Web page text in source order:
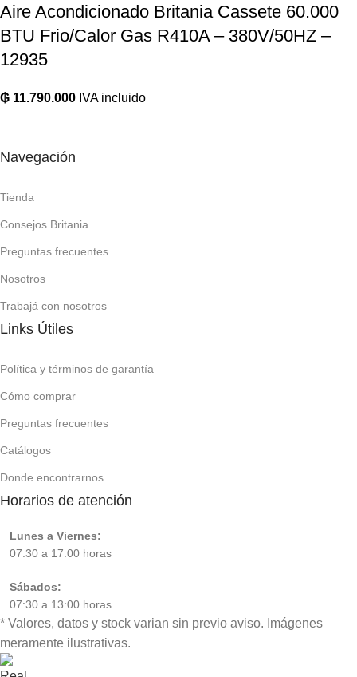
Aire Acondicionado Britania Cassete 60.000
BTU Frio/Calor Gas R410A – 380V/50HZ –
12935
₲ 11.790.000 IVA incluido
Navegación
Tienda
Consejos Britania
Preguntas frecuentes
Nosotros
Trabajá con nosotros
Links Útiles
Política y términos de garantía
Cómo comprar
Preguntas frecuentes
Catálogos
Donde encontrarnos
Horarios de atención
Lunes a Viernes:
07:30 a 17:00 horas
Sábados:
07:30 a 13:00 horas
* Valores, datos y stock varian sin previo aviso. Imágenes
meramente ilustrativas.